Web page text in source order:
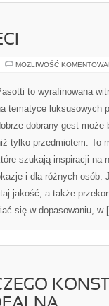
MOŻLIWOŚĆ
to wyrafinowana
tematyce luksusowych
dobrany gest
tylko przedmiotem. To
szukają inspiracji na
i dla różnych osób.
jakość, a także
się w dopasowaniu,